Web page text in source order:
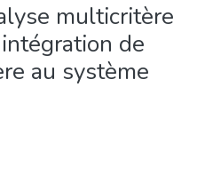
multicritère
de
au système